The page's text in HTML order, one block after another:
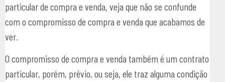
particular de compra e venda, veja que não se confunde
com o compromisso de compra e venda que acabamos de
ver.
O compromisso de compra e venda também é um contrato
particular, porém, prévio, ou seja, ele traz alguma condição